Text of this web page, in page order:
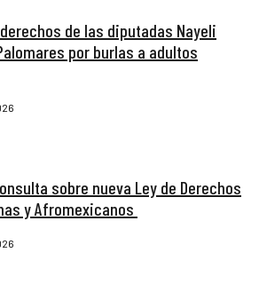
de las diputadas Nayeli
por burlas a adultos
sobre nueva Ley de Derechos
y Afromexicanos